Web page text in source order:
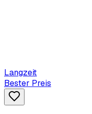
Langzeit
Bester Preis